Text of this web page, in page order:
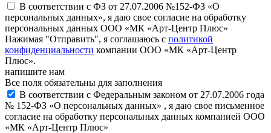
В соответствии с ФЗ от 27.07.2006 №152-ФЗ «О
персональных данных», я даю свое согласие на обработку
персональных данных ООО «МК «Арт-Центр Плюс»
Нажимая "Отправить", я соглашаюсь с политикой
конфиденциальности компании ООО «МК «Арт-Центр
Плюс».
напишите нам
Все поля обязательны для заполнения
В соответствии с Федеральным законом от 27.07.2006 года
№ 152-ФЗ «О персональных данных» , я даю свое письменное
согласие на обработку персональных данных компанией ООО
«МК «Арт-Центр Плюс»